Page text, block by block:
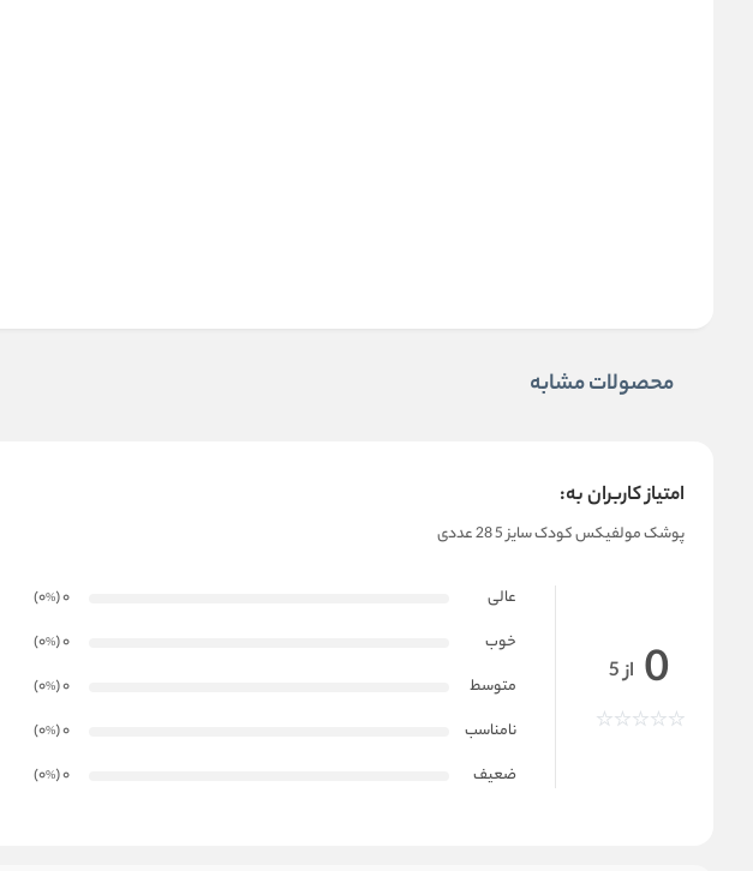
محصولات مشابه
امتیاز کاربران به:
پوشک مولفیکس کودک سایز 5 28 عددی
0 از 5
عالی 0
(0
%
)
خوب
0
(0
%
)
متوسط
0
(0
%
)
نامناسب
0
(0
%
)
ضعیف
0
(0
%
)